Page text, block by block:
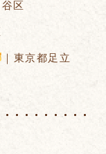
谷区
｜東京都足立